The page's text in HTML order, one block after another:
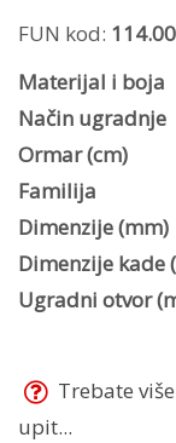
količina
FUN kod:
Materijal i boja
Način ugradnje
Ormar (cm)
Familija
Dimenzije (mm)
Dimenzije kade
Ugradni otvor
Trebate
upit...